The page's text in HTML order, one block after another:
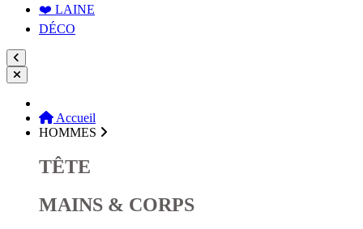
❤️ LAINE
DÉCO
Accueil
HOMMES
TÊTE
MAINS & CORPS